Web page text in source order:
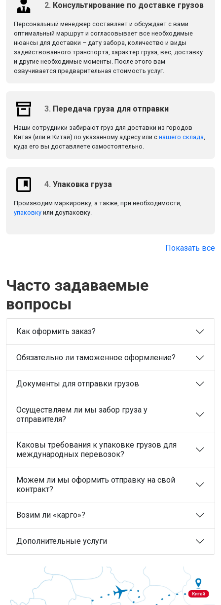
2. Консультирование по доставке грузов
Персональный менеджер составляет и обсуждает с вами
оптимальный маршрут и согласовывает все необходимые
нюансы для доставки – дату забора, количество и виды
задействованного транспорта, характер груза, вес, доставку
и другие необходимые моменты. После этого вам
озвучивается предварительная стоимость услуг.
3. Передача груза для отправки
Наши сотрудники забирают груз для доставки из городов
Китая (или в Китай) по указанному адресу или с нашего склада
куда его вы доставляете самостоятельно.
4. Упаковка груза
Производим маркировку, а также, при необходимости,
упаковку или доупаковку.
Показать все
Часто задаваемые
вопросы
Как оформить заказ?
Обязательно ли таможенное оформление?
Документы для отправки грузов
Осуществляем ли мы забор груза у
отправителя?
Каковы требования к упаковке грузов для
международных перевозок?
Можем ли мы оформить отправку на свой
контракт?
Возим ли «карго»?
Дополнительные услуги